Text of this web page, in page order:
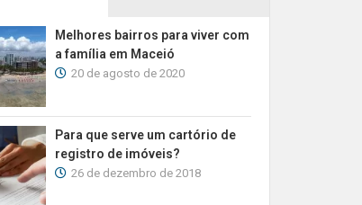
Melhores bairros para viver com
a família em Maceió
20 de agosto de 2020
Para que serve um cartório de
registro de imóveis?
26 de dezembro de 2018